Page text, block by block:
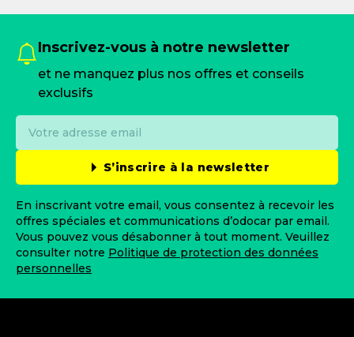
Inscrivez-vous à notre newsletter
et ne manquez plus nos offres et conseils
exclusifs
S’inscrire à la newsletter
En inscrivant votre email, vous consentez à recevoir les
offres spéciales et communications d’odocar par email.
Vous pouvez vous désabonner à tout moment. Veuillez
consulter notre Politique de protection des données
personnelles